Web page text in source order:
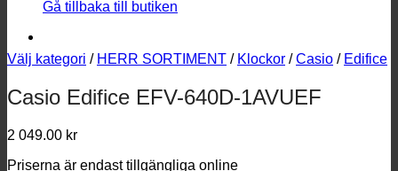
Gå tillbaka till butiken
Välj kategori / HERR SORTIMENT / Klockor / Casio / Edifice
Casio Edifice EFV-640D-1AVUEF
2 049.00 kr
Priserna är endast tillgängliga online